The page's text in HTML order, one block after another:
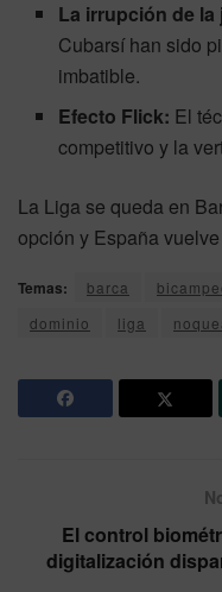
La irrupción de
Cubarsí han sido
imbatible.
Efecto Flick: El
competitivo y la
La Liga se queda en
opción y España
Temas: barca
dominio
liga
El control
digitalización